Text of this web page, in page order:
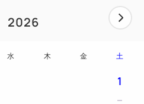
2026
水 木 金 土
1